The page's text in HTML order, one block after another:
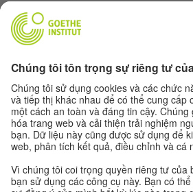
Cộng đồng „Deutsch für
Các khóa học tiếng Đức
Institut
Cổng thông tin giáo viên
Quyền riêng tư và khả năng tiếp